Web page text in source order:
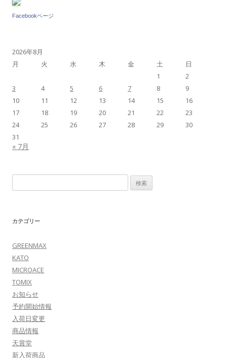
Facebookページ
2026年8月
月
火 水 木 金 土
日
1
2
3
4 5 6 7 8
9
10
11 12 13 14 15
16
17
18 19 20 21 22
23
24
25 26 27 28 29
30
31
« 7月
索:
カテゴリー
GREENMAX
KATO
MICROACE
TOMIX
お知らせ
予約開始情報
入荷日変更
商品情報
天賞堂
新入荷商品